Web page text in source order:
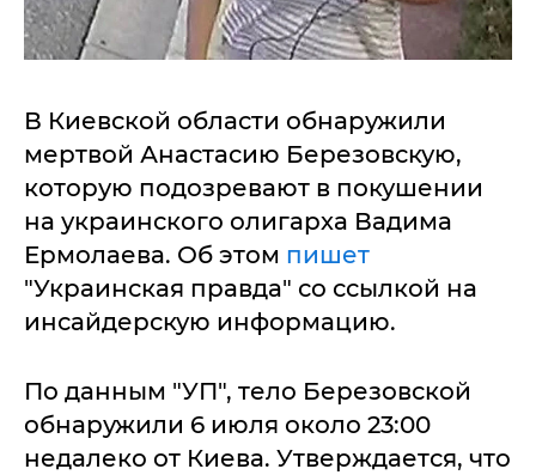
В Киевской области обнаружили
мертвой Анастасию Березовскую,
которую подозревают в покушении
на украинского олигарха Вадима
Ермолаева. Об этом пишет
"Украинская правда" со ссылкой на
инсайдерскую информацию.
По данным "УП", тело Березовской
обнаружили 6 июля около 23:00
недалеко от Киева. Утверждается, что